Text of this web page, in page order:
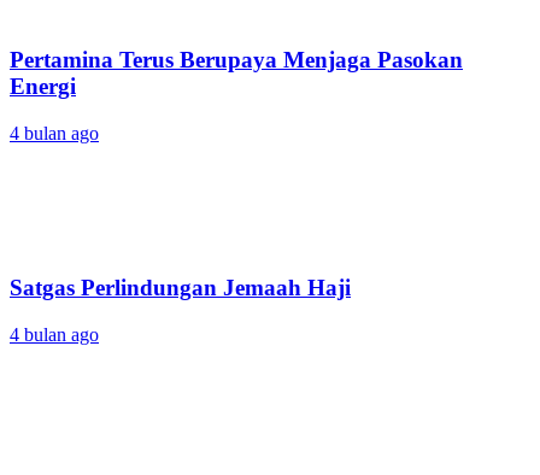
Pertamina Terus Berupaya Menjaga Pasokan
Energi
4 bulan ago
Satgas Perlindungan Jemaah Haji
4 bulan ago